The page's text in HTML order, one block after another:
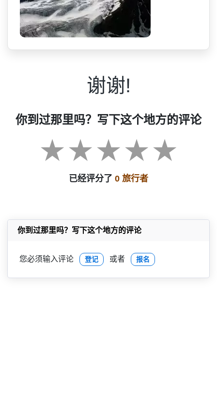
谢谢!
你到过那里吗？写下这个地方的评论
已经评分了 0 旅行者
你到过那里吗？写下这个地方的评论
您必须输入评论 登记 或者 报名